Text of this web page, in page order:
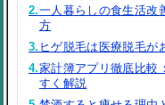
2.一人暮らしの食生活改
方
3. ヒゲ脱毛は医療脱毛が
4.家計簿アプリ徹底比較
すく解説